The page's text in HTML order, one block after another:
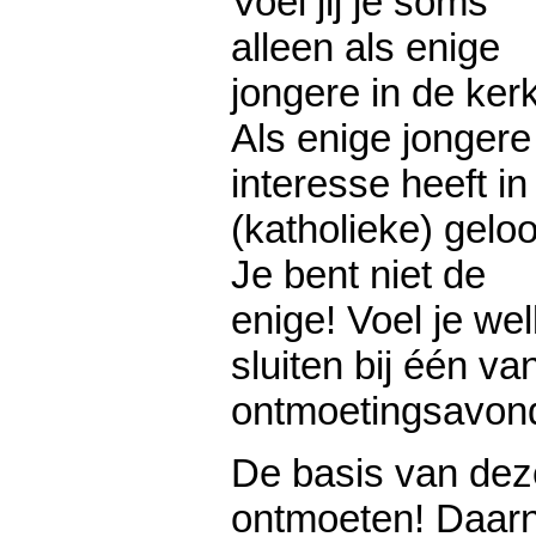
alleen als enige
jongere in de
Als enige
interesse heeft
(katholieke)
Je bent niet de
enige! Voel je
sluiten bij één
De basis van
ontmoeten!